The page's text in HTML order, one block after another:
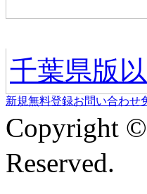
千葉県版
新規無料登録お問い合わせ
Copyright
Reserved.